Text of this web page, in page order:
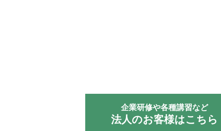
企業研修や各種講習など
法人のお客様はこちら